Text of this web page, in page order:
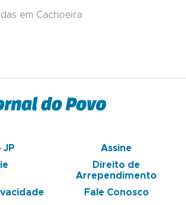
em Cachoeira
JP
Assine
Direito de
Arrependimento
Fale Conosco